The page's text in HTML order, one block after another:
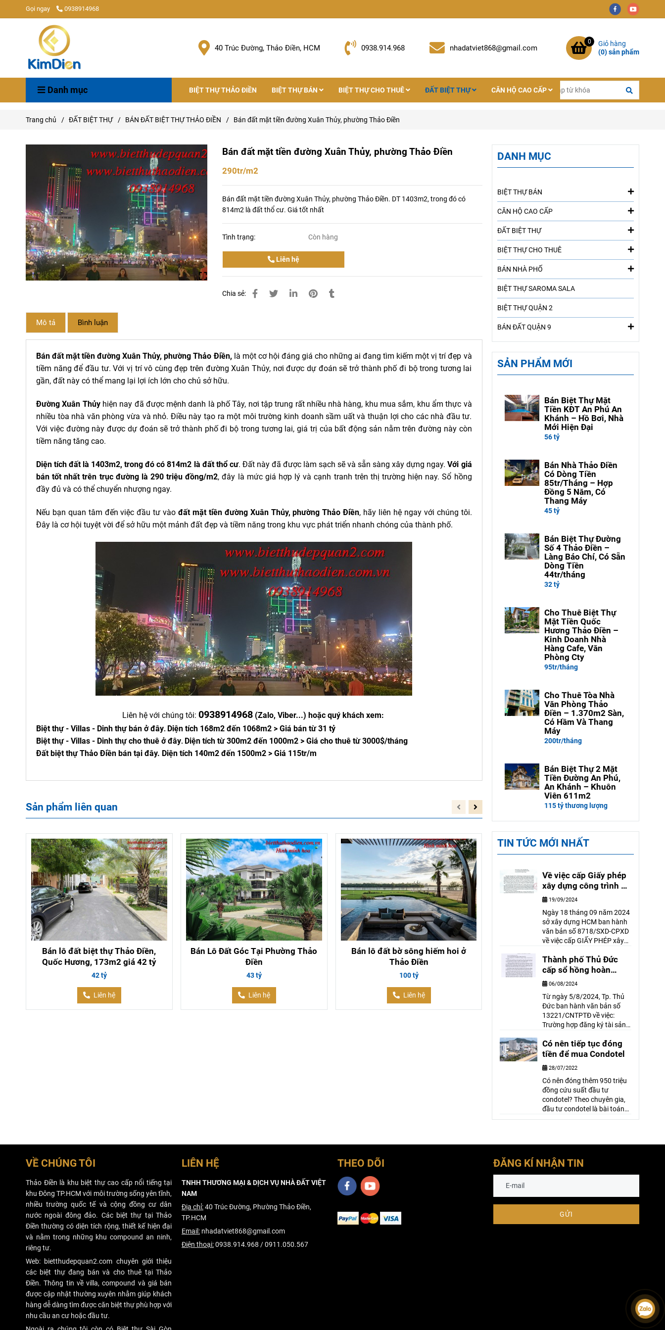
Gọi ngay 0938914968
40 Trúc Đường, Thảo Điền, HCM 0938.914.968 nhadatviet868@gmail.com
0
Giỏ hàng
(0) sản phẩm
Danh mục BIỆT THỰ THẢO ĐIỀN BIỆT THỰ BÁN BIỆT THỰ CHO THUÊ ĐẤT BIỆT THỰ CĂN HỘ CAO CẤP
Trang chủ / ĐẤT BIỆT THỰ / BÁN ĐẤT BIỆT THỰ THẢO ĐIỀN / Bán đất mặt tiền đường Xuân Thủy, phường Thảo Điền
Bán đất mặt tiền đường Xuân Thủy, phường Thảo Điền
290tr/m2
Bán đất mặt tiền đường Xuân Thủy, phường Thảo Điền. DT 1403m2, trong đó có
814m2 là đất thổ cư. Giá tốt nhất
Tình trạng: Còn hàng
Liên hệ
Chia sẻ:
Mô tả Bình luận
Bán đất mặt tiền đường Xuân Thủy, phường Thảo Điền, là một cơ hội đáng giá cho những ai đang tìm kiếm một vị trí đẹp và
tiềm năng để đầu tư. Với vị trí vô cùng đẹp trên đường Xuân Thủy, nơi được dự đoán sẽ trở thành phố đi bộ trong tương lai
gần, đất này có thể mang lại lợi ích lớn cho chủ sở hữu.
Đường Xuân Thủyhiện nay đã được mệnh danh là phố Tây, nơi tập trung rất nhiều nhà hàng, khu mua sắm, khu ẩm thực và
nhiều tòa nhà văn phòng vừa và nhỏ. Điều này tạo ra một môi trường kinh doanh sầm uất và thuận lợi cho các nhà đầu tư.
Với việc đường này được dự đoán sẽ trở thành phố đi bộ trong tương lai, giá trị của bất động sản nằm trên đường này còn
tiềm năng tăng cao.
Diện tích đất là 1403m2, trong đó có 814m2 là đất thổ cư. Đất này đã được làm sạch sẽ và sẵn sàng xây dựng ngay.Với giá
bán tốt nhất trên trục đường là 290 triệu đồng/m2, đây là mức giá hợp lý và cạnh tranh trên thị trường hiện nay. Sổ hồng
đầy đủ và có thể chuyển nhượng ngay.
Nếu bạn quan tâm đến việc đầu tư vàođất mặt tiền đường Xuân Thủy, phường Thảo Điền, hãy liên hệ ngay với chúng tôi.
Đây là cơ hội tuyệt vời để sở hữu một mảnh đất đẹp và tiềm năng trong khu vực phát triển nhanh chóng của thành phố.
Liên hệ với chúng tôi: 0938914968(Zalo, Viber...) hoặc quý khách xem:
Biệt thự - Villas - Dinh thự bán ở đây. Diện tích 168m2 đến 1068m2 > Giá bán từ 31 tỷ
Biệt thự - Villas - Dinh thự cho thuê ở đây. Diện tích từ 300m2 đến 1000m2 > Giá cho thuê từ 3000$/tháng
Đất biệt thự Thảo Điền bán tại đây. Diện tích 140m2 đến 1500m2 > Giá 115tr/m
Sản phẩm liên quan
Bán lô đất biệt thự Thảo Điền,
Quốc Hương, 173m2 giá 42 tỷ
42 tỷ
Liên hệ
Bán Lô Đất Góc Tại Phường Thảo
Điền
43 tỷ
Liên hệ
Bán lô đất bờ sông hiếm hoi ở
Thảo Điền
100 tỷ
Liên hệ
Đất biệt thự 2 mặt tiền Nguyễn Văn
Hưởng bờ sông
700 tỷ
Liên hệ
DANH MỤC
BIỆT THỰ BÁN
CĂN HỘ CAO CẤP
ĐẤT BIỆT THỰ
BIỆT THỰ CHO THUÊ
BÁN NHÀ PHỐ
BIỆT THỰ SAROMA SALA
BIỆT THỰ QUẬN 2
BÁN ĐẤT QUẬN 9
SẢN PHẨM MỚI
Bán Biệt Thự Mặt
Tiền KĐT An Phú An
Khánh – Hồ Bơi, Nhà
Mới Hiện Đại
56 tỷ
Bán Nhà Thảo Điền
Có Dòng Tiền
85tr/Tháng – Hợp
Đồng 5 Năm, Có
Thang Máy
45 tỷ
Bán Biệt Thự Đường
Số 4 Thảo Điền –
Làng Báo Chí, Có Sẵn
Dòng Tiền
44tr/tháng
32 tỷ
Cho Thuê Biệt Thự
Mặt Tiền Quốc
Hương Thảo Điền –
Kinh Doanh Nhà
Hàng Cafe, Văn
Phòng Cty
95tr/tháng
Cho Thuê Tòa Nhà
Văn Phòng Thảo
Điền – 1.370m2 Sàn,
Có Hầm Và Thang
Máy
200tr/tháng
Bán Biệt Thự 2 Mặt
Tiền Đường An Phú,
An Khánh – Khuôn
Viên 611m2
115 tỷ thương lượng
TIN TỨC MỚI NHẤT
Về việc cấp Giấy phép
xây dựng công trình có
hầm trên địa bàn Tp.
19/09/2024
Ngày 18 tháng 09 năm 2024
sở xây dựng HCM ban hành
văn bản số 8718/SXD-CPXD
về việc cấp GIẤY PHÉP xây
địa bàn TP. Hồ Chí Minh. Văn
bản có nội dung như sau:
Thành phố Thủ Đức
cấp sổ hồng hoàn
công cho nhà có giấy
06/08/2024
Từ ngày 5/8/2024, Tp. Thủ
Đức ban hành văn bản số
13221/CNTPTĐ về việc:
Trường hợp đăng ký tài sản
được cấp Giấy chứng nhận
hoặc đăng ký thay đổi về tài
giấy phép xây dựng có thời
hạn.
Có nên tiếp tục đóng
tiền để mua Condotel
28/07/2022
Có nên đóng thêm 950 triệu
đồng cứu suất đầu tư
condotel? Theo chuyên gia,
đầu tư condotel là bài toán
chia sẻ lợi nhuận hơn là đầu
VỀ CHÚNG TÔI
Thảo Điền là khu biệt thự cao cấp nổi tiếng tại
khu Đông TP.HCM với môi trường sống yên tĩnh,
nhiều trường quốc tế và cộng đồng cư dân
nước ngoài đông đảo. Các biệt thự tại Thảo
Điền thường có diện tích rộng, thiết kế hiện đại
và nằm trong những khu compound an ninh,
riêng tư.
Web: bietthudepquan2.com chuyên giới thiệu
các biệt thự đang bán và cho thuê tại Thảo
Điền. Thông tin về villa, compound và giá bán
được cập nhật thường xuyên nhằm giúp khách
hàng dễ dàng tìm được căn biệt thự phù hợp với
nhu cầu an cư hoặc đầu tư.
LIÊN HỆ
TNHH THƯƠNG MẠI & DỊCH VỤ NHÀ ĐẤT VIỆT
NAM
Địa chỉ:40 Trúc Đường, Phường Thảo Điền,
TP.HCM
Email: nhadatviet868@gmail.com
Điện thoại:0938.914.968 / 0911.050.567
THEO DÕI ĐĂNG KÍ NHẬN TIN
GỬI